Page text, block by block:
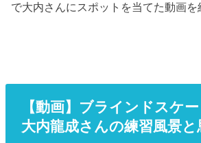
で大内さんにスポットを当てた動画を
【動画】ブラインドスケ
大内龍成さんの練習風景と